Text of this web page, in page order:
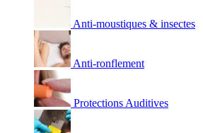
Anti-moustiques & insectes
Anti-ronflement
Protections Auditives